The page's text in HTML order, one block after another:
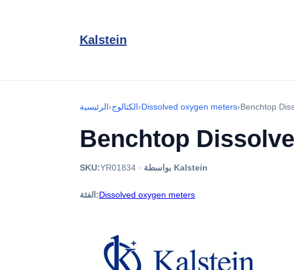
Kalstein
الرئيسية›الكتالوج›Dissolved oxygen meters›Benchtop
Benchtop
SKU:YR01834 · بواسطة Kalstein
الفئة:Dissolved oxygen meters